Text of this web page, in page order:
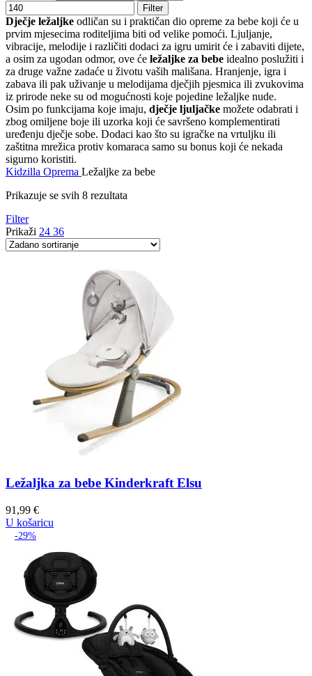
Filter
Dječje ležaljke odličan su i praktičan dio opreme za bebe koji će u
prvim mjesecima roditeljima biti od velike pomoći. Ljuljanje,
vibracije, melodije i različiti dodaci za igru umirit će i zabaviti dijete,
a osim za ugodan odmor, ove će ležaljke za bebe idealno poslužiti i
za druge važne zadaće u životu vaših mališana. Hranjenje, igra i
zabava ili pak uživanje u melodijama dječjih pjesmica ili zvukovima
iz prirode neke su od mogućnosti koje pojedine ležaljke nude.
Osim po funkcijama koje imaju, dječje ljuljačke možete odabrati i
zbog omiljene boje ili uzorka koji će savršeno komplementirati
uređenju dječje sobe. Dodaci kao što su igračke na vrtuljku ili
zaštitna mrežica protiv komaraca samo su bonus koji će nekada
sigurno koristiti.
Kidzilla Oprema Ležaljke za bebe
Prikazuje se svih 8 rezultata
Filter
Prikaži 24 36
Ležaljka za bebe Kinderkraft Elsu
91,99 €
U košaricu
-29%